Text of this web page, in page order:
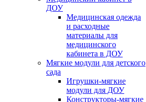
ДОУ
Медицинская одежда
и расходные
материалы для
медицинского
кабинета в ДОУ
Мягкие модули для детского
сада
Игрушки-мягкие
модули для ДОУ
Конструкторы-мягкие